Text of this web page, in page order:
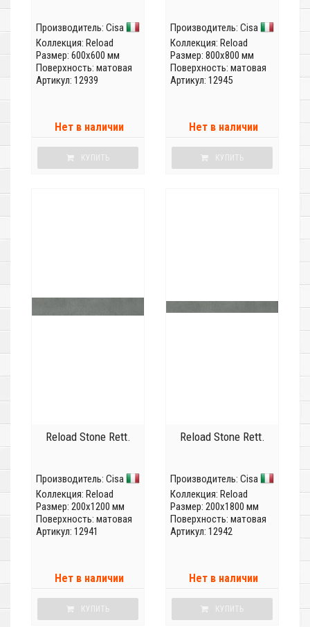
Производитель: Cisa
Коллекция: Reload
Размер: 600x600 мм
Поверхность: матовая
Артикул: 12939
Нет в наличии
КУПИТЬ
Производитель: Cisa
Коллекция: Reload
Размер: 800x800 мм
Поверхность: матовая
Артикул: 12945
Нет в наличии
КУПИТЬ
Reload Stone Rett.
Производитель: Cisa
Коллекция: Reload
Размер: 200x1200 мм
Поверхность: матовая
Артикул: 12941
Нет в наличии
КУПИТЬ
Reload Stone Rett.
Производитель: Cisa
Коллекция: Reload
Размер: 200x1800 мм
Поверхность: матовая
Артикул: 12942
Нет в наличии
КУПИТЬ